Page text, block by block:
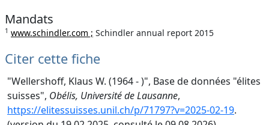
Mandats
1 www.schindler.com ; Schindler annual report 2015
Citer cette fiche
"Wellershoff, Klaus W. (1964 - )", Base de données "élites
suisses", Obélis, Université de Lausanne,
https://elitessuisses.unil.ch/p/71797?v=2025-02-19.